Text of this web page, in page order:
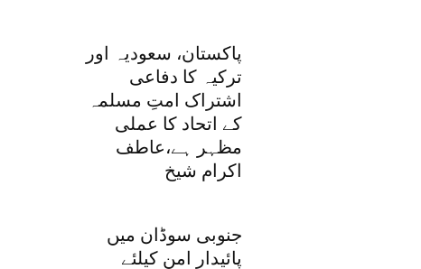
پاکستان، سعودیہ اور
ترکیہ کا دفاعی
اشتراک امتِ مسلمہ
کے اتحاد کا عملی
مظہر ہے،عاطف
اکرام شیخ
جنوبی سوڈان میں
پائیدار امن کیلئے